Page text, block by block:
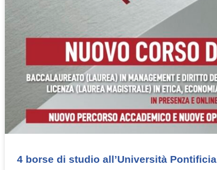
4 borse di studio all’Università